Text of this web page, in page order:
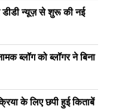
डीडी न्यूज़ से शुरू की नई
ब्लॉग को ब्लॉगर ने बिना
के लिए छपी हुई किताबें